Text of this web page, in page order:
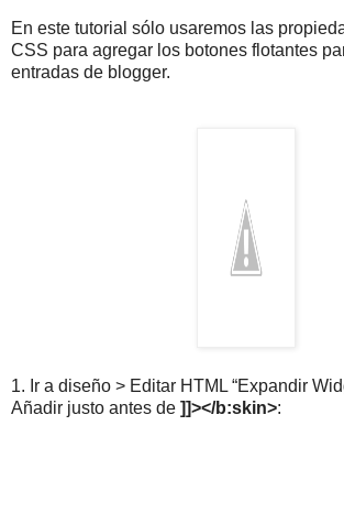
En este tutorial sólo usaremos las
CSS para agregar los botones flotantes
entradas de blogger.
1. Ir a diseño > Editar HTML “Expandir
Añadir justo antes de ]]></b:skin>: